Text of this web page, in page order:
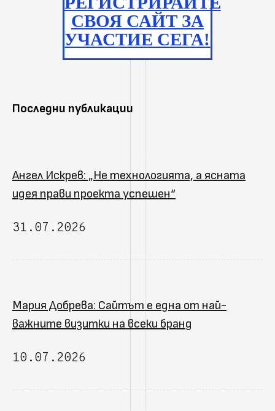
СВОЯ САЙТ ЗА
УЧАСТИЕ СЕГА!
Последни публикации
Ангел Искрев: „Не технологията, а ясната
идея прави проекта успешен“
31.07.2026
Мария Добрева: Сайтът е една от най-
важните визитки на всеки бранд
10.07.2026